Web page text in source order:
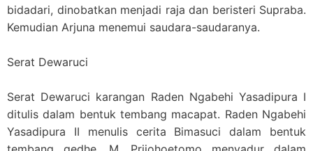
bidadari, dinobatkan menjadi raja dan beristeri Supraba.
Kemudian Arjuna menemui saudara-saudaranya.
Serat Dewaruci
Serat Dewaruci karangan Raden Ngabehi Yasadipura I
ditulis dalam bentuk tembang macapat. Raden Ngabehi
Yasadipura II menulis cerita Bimasuci dalam bentuk